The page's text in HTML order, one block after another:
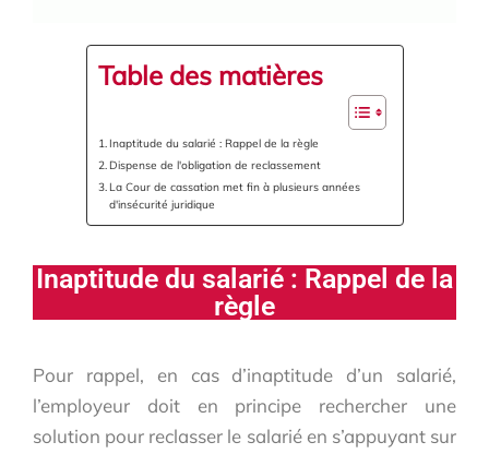
Table des matières
Inaptitude du salarié : Rappel de la règle
Dispense de l'obligation de reclassement
La Cour de cassation met fin à plusieurs années
d'insécurité juridique
Inaptitude du salarié : Rappel de la
règle
Pour rappel, en cas d’inaptitude d’un salarié,
l’employeur doit en principe rechercher une
solution pour reclasser le salarié en s’appuyant sur